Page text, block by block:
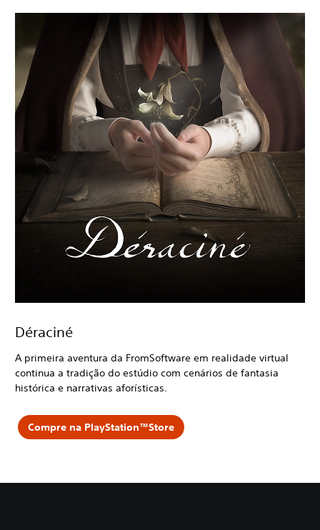
Déraciné
A primeira aventura da FromSoftware em realidade virtual
continua a tradição do estúdio com cenários de fantasia
histórica e narrativas aforísticas.
Compre na PlayStation™Store